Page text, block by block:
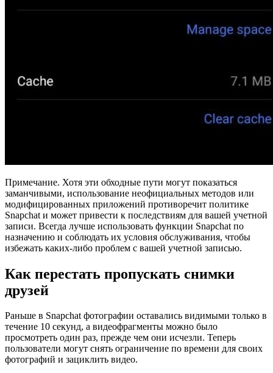
Примечание. Хотя эти обходные пути могут показаться
заманчивыми, использование неофициальных методов или
модифицированных приложений противоречит политике
Snapchat и может привести к последствиям для вашей учетной
записи. Всегда лучше использовать функции Snapchat по
назначению и соблюдать их условия обслуживания, чтобы
избежать каких-либо проблем с вашей учетной записью.
Как перестать пропускать снимки
друзей
Раньше в Snapchat фотографии оставались видимыми только в
течение 10 секунд, а видеофрагменты можно было
просмотреть один раз, прежде чем они исчезли. Теперь
пользователи могут снять ограничение по времени для своих
фотографий и зациклить видео.